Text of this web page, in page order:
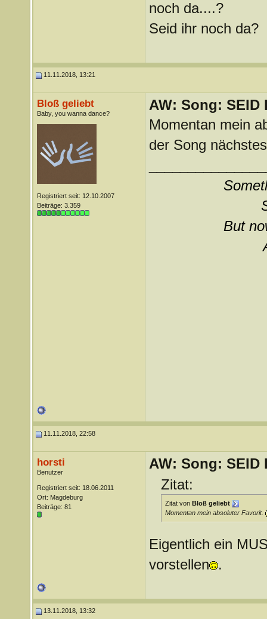
noch da....?
Seid ihr noch da?
11.11.2018, 13:21
Bloß geliebt
Baby, you wanna dance?
Registriert seit: 12.10.2007
Beiträge: 3.359
AW: Song: SEID
Momentan mein
der Song
But
11.11.2018, 22:58
horsti
Benutzer
Registriert seit: 18.06.2011
Ort: Magdeburg
Beiträge: 81
AW: Song: SEID
Zitat:
Zitat von Bloß geliebt
Momentan mein absoluter Favorit.
Eigentlich ein
vorstellen .
13.11.2018, 13:32